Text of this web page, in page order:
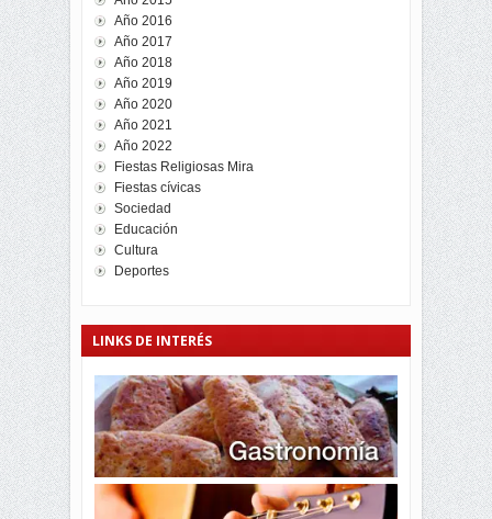
Año 2016
Año 2017
Año 2018
Año 2019
Año 2020
Año 2021
Año 2022
Fiestas Religiosas Mira
Fiestas cívicas
Sociedad
Educación
Cultura
Deportes
LINKS DE INTERÉS